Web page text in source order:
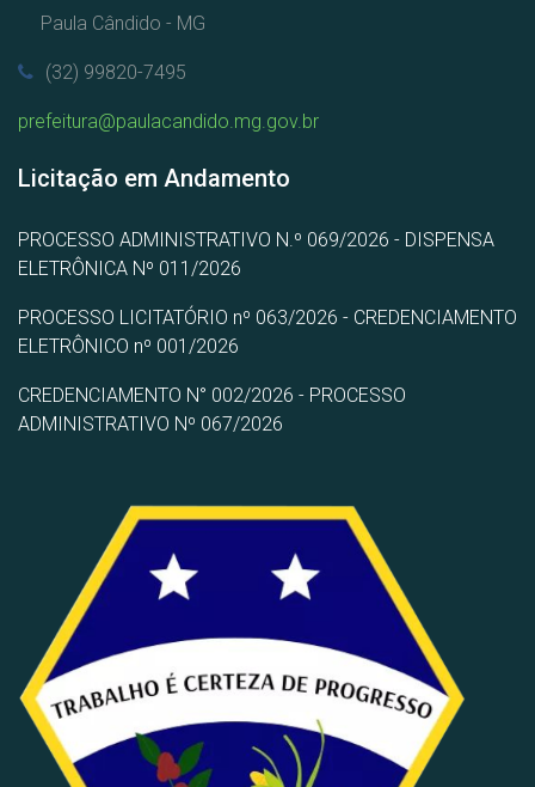
Paula Cândido - MG
(32) 99820-7495
prefeitura@paulacandido.mg.gov.br
Licitação em Andamento
PROCESSO ADMINISTRATIVO N.º 069/2026 - DISPENSA
ELETRÔNICA Nº 011/2026
PROCESSO LICITATÓRIO nº 063/2026 - CREDENCIAMENTO
ELETRÔNICO nº 001/2026
CREDENCIAMENTO N° 002/2026 - PROCESSO
ADMINISTRATIVO Nº 067/2026